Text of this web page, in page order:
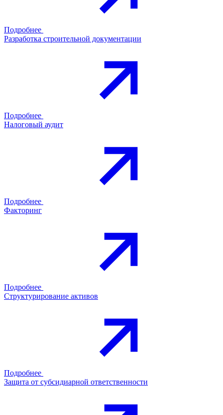
Подробнее
Разработка строительной документации
Подробнее
Налоговый аудит
Подробнее
Факторинг
Подробнее
Структурирование активов
Подробнее
Защита от субсидиарной ответственности